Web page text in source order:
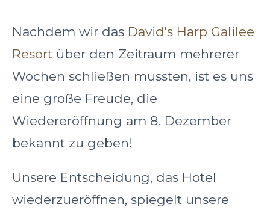
Nachdem wir das David's Harp Galilee
Resort über den Zeitraum mehrerer
Wochen schließen mussten, ist es uns
eine große Freude, die
Wiedereröffnung am 8. Dezember
bekannt zu geben!
Unsere Entscheidung, das Hotel
wiederzueröffnen, spiegelt unsere